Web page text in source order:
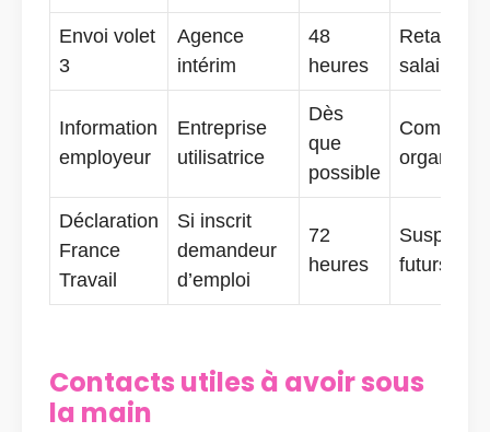
Envoi volet
3
Agence
intérim
48
heures
Retard
salaire
Information
employeur
Entreprise
utilisatrice
Dès
que
possible
Déclaration
France
Travail
Si inscrit
demandeur
d’emploi
72
heures
futurs
Contacts utiles à avoir sous
la main